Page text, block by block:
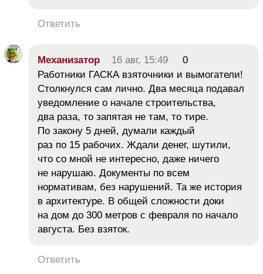
Ответить
Механизатор 16 авг, 15:49
0
Работники ГАСКА взяточники и вымогатели!
Столкнулся сам лично. Два месяца подавал
уведомление о начале строительства,
два раза, то запятая не там, то тире.
По закону 5 дней, думали каждый
раз по 15 рабочих. Ждали денег, шутили,
что со мной не интересно, даже ничего
не нарушаю. Документы по всем
нормативам, без нарушений. Та же история
в архитектуре. В общей сложности доки
на дом до 300 метров с февраля по начало
августа. Без взяток.
Ответить